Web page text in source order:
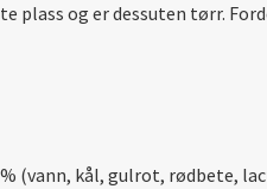
plass og er dessuten tørr.
(vann, kål, gulrot, rødbete,